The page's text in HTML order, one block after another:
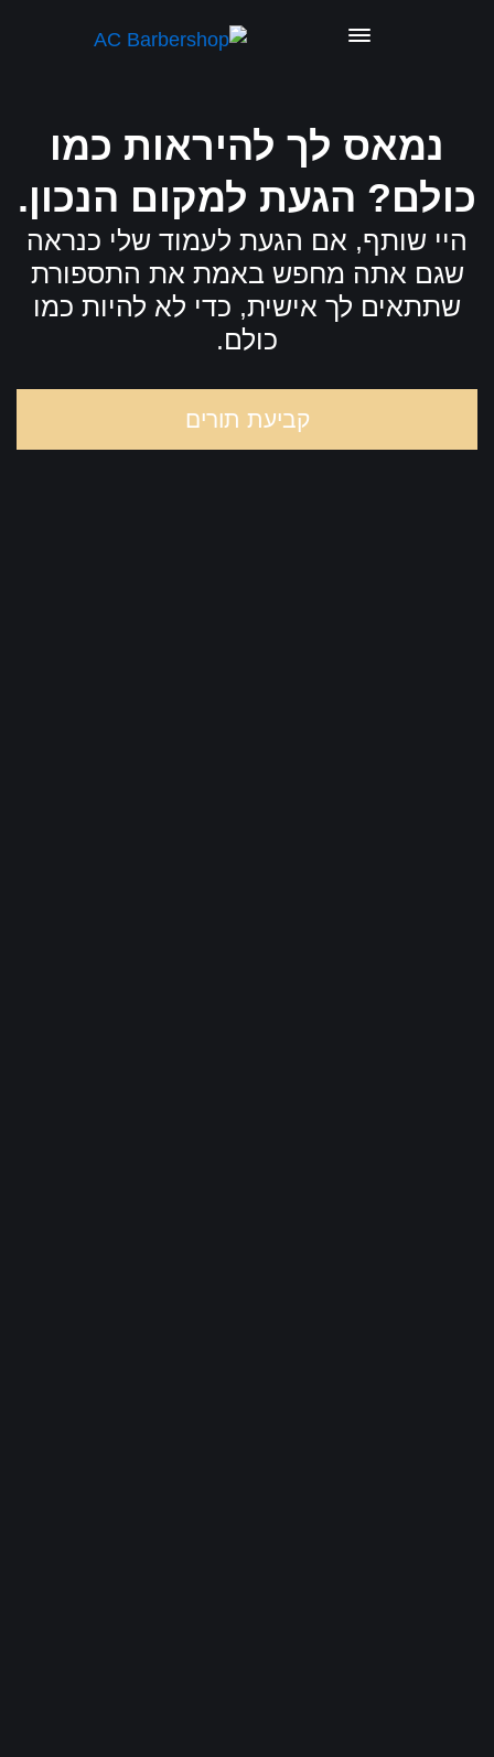
נמאס לך להיראות כמו
כולם? הגעת למקום הנכון.
היי שותף, אם הגעת לעמוד שלי כנראה
שגם אתה מחפש באמת את התספורת
שתתאים לך אישית, כדי לא להיות כמו
כולם.
קביעת תורים